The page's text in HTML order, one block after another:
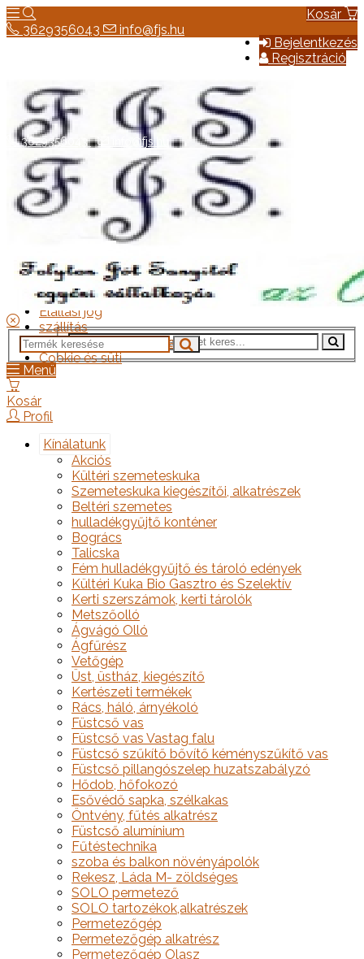
Kosár
Bejelentkezés
Regisztráció
3629356043 info@fjs.hu
Hírek
Elérhetőség
Általános szerződési feltételek
Elállási jog
szállítás
Adatkezelési tájékoztató
Cookie és süti
3629356043 info@fjs.hu
Menü
Kosár
Profil
Kínálatunk
Akciós
Kültéri szemeteskuka
Szemeteskuka kiegészítői, alkatrészek
Beltéri szemetes
hulladékgyűjtő konténer
Bogrács
Talicska
Fém hulladékgyűjtő és tároló edények
Kültéri Kuka Bio Gasztro és Szelektív
Kerti szerszámok, kerti tárolók
Metszőolló
Ágvágó Olló
Ágfűrész
Vetőgép
Üst, üstház, kiegészítő
Kertészeti termékek
Rács, háló, árnyékoló
Füstcső vas
Füstcső vas Vastag falu
Füstcső szűkítő bővítő kéményszűkítő vas
Füstcső pillangószelep huzatszabályzó
Hődob, hőfokozó
Esővédő sapka, szélkakas
Öntvény, fűtés alkatrész
Füstcső alumínium
Fűtéstechnika
szoba és balkon növényápolók
Rekesz, Láda M- zöldséges
SOLO permetező
SOLO tartozékok,alkatrészek
Permetezőgép
Permetezőgép alkatrész
Permetezőgép Olasz